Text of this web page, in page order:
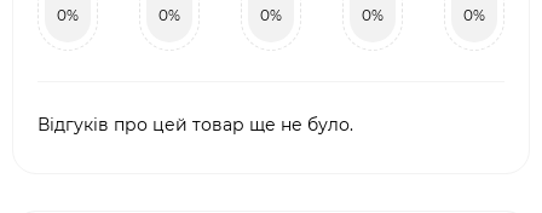
0% 0% 0% 0% 0%
Відгуків про цей товар ще не було.